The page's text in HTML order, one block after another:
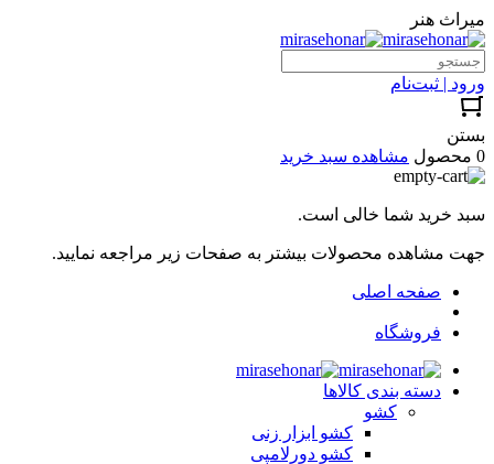
میراث هنر
ورود | ثبت‌نام
بستن
0 محصول
مشاهده سبد خرید
سبد خرید شما خالی است.
جهت مشاهده محصولات بیشتر به صفحات زیر مراجعه نمایید.
صفحه اصلی
فروشگاه
دسته بندی کالاها
کشو
کشو ابزار زنی
کشو دورلامپی